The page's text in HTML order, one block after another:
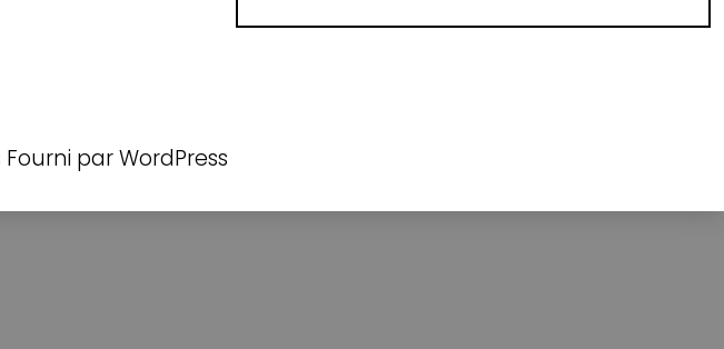
Fourni parWordPress